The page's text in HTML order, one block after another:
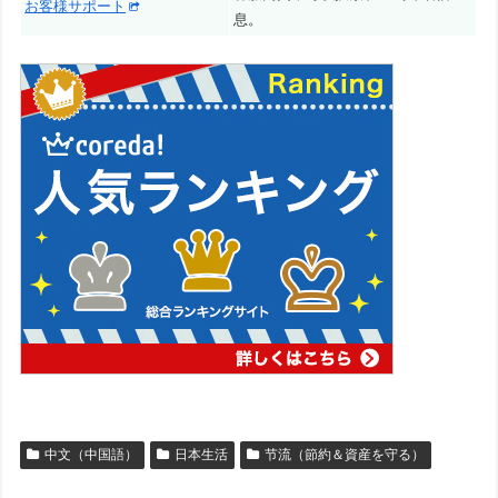
お客様サポート
息。
中文（中国語） 日本生活 节流（節約＆資産を守る）